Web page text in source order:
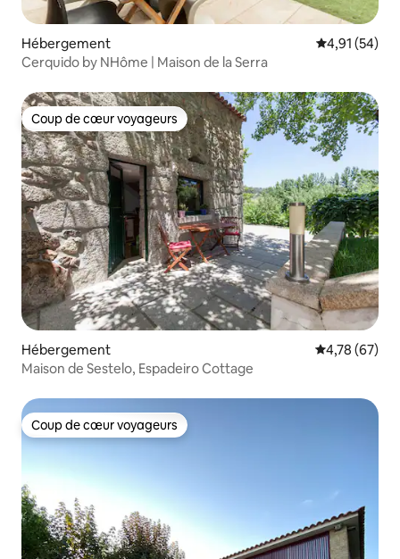
Hébergement Évaluation
4,91 (54)
Cerquido by NHôme | Maison de la Serra
Coup de cœur voyageurs
Coup de cœur voyageurs
Hébergement Évaluation
4,78 (67)
Maison de Sestelo, Espadeiro Cottage
Coup de cœur voyageurs
Coup de cœur voyageurs